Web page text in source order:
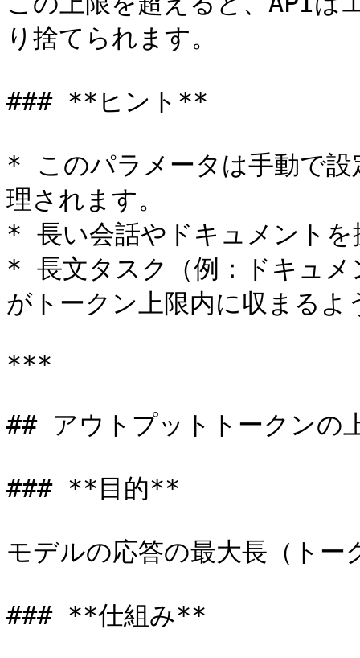
り捨てられます。
### **ヒント**
* このパラメータは手動で設
理されます。
* 長い会話やドキュメントを
* 長文タスク（例：ドキュメ
がトークン上限内に収まるよ
***
## アウトプットトークンの
### **目的**
モデルの応答の最大長（トー
### **仕組み**